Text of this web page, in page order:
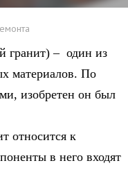
гранит) – один из
материалов. По
изобретен он был
относится к
в него входят